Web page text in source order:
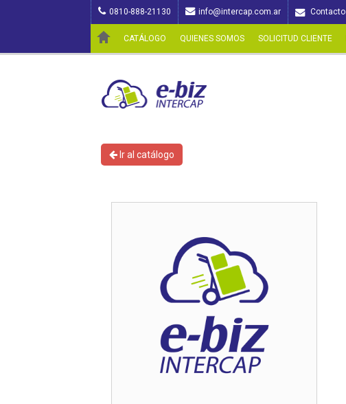
0810-888-21130 info@intercap.com.ar Contacto
CATÁLOGO QUIENES SOMOS SOLICITUD CLIENTE
Ir al catálogo